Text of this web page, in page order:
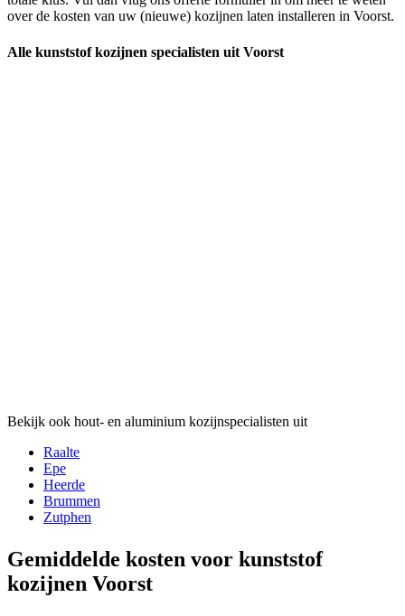
over de kosten van uw (nieuwe) kozijnen laten installeren in Voorst.
Alle kunststof kozijnen specialisten uit Voorst
Bekijk ook hout- en aluminium kozijnspecialisten uit
Raalte
Epe
Heerde
Brummen
Zutphen
Gemiddelde kosten voor kunststof
kozijnen Voorst